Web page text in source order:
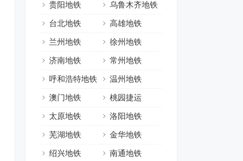
贵阳地铁 乌鲁木齐地铁
台北地铁 高雄地铁
兰州地铁 徐州地铁
济南地铁 常州地铁
呼和浩特地铁 温州地铁
澳门地铁 桃园捷运
太原地铁 洛阳地铁
芜湖地铁 金华地铁
绍兴地铁 南通地铁